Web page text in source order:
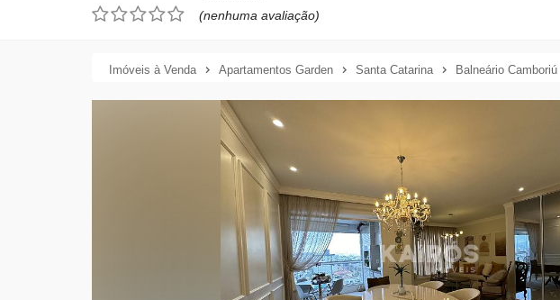
(nenhuma avaliação)
Imóveis à Venda Apartamentos Garden Santa Catarina Balneário Camboriú